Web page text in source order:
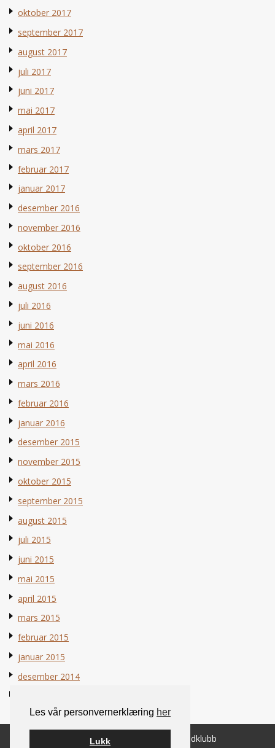
Les vår personvernerklæring her
Lukk
oktober 2017
september 2017
august 2017
juli 2017
juni 2017
mai 2017
april 2017
mars 2017
februar 2017
januar 2017
desember 2016
november 2016
oktober 2016
september 2016
august 2016
juli 2016
juni 2016
mai 2016
april 2016
mars 2016
februar 2016
januar 2016
desember 2015
november 2015
oktober 2015
september 2015
august 2015
juli 2015
juni 2015
mai 2015
april 2015
mars 2015
februar 2015
januar 2015
desember 2014
© 2026 Norsk Berner Sennenhundklubb